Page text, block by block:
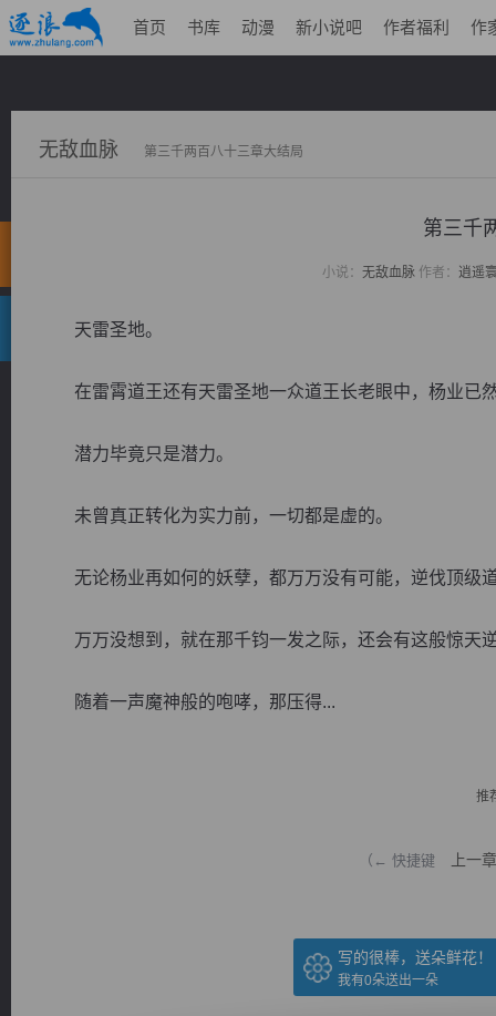
首页 书库 动漫 新小说吧 作者福利 作
无敌血脉 第三千两百八十三章大结局
第三千
小说： 无敌血脉作者： 逍遥
天雷圣地。
在雷霄道王还有天雷圣地一众道王长老眼中，杨业已
潜力毕竟只是潜力。
未曾真正转化为实力前，一切都是虚的。
无论杨业再如何的妖孽，都万万没有可能，逆伐顶级
万万没想到，就在那千钧一发之际，还会有这般惊天
随着一声魔神般的咆哮，那压得...
推
（← 快捷键 上一章
写的很棒，送朵鲜花！
我有0朵送出一朵